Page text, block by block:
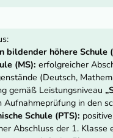
bildender höhere Schule
(MS): erfolgreicher
(Deutsch,
gemäß Leistungsniveau
Aufnahmeprüfung in den
Schule (PTS):
Abschluss der 1.